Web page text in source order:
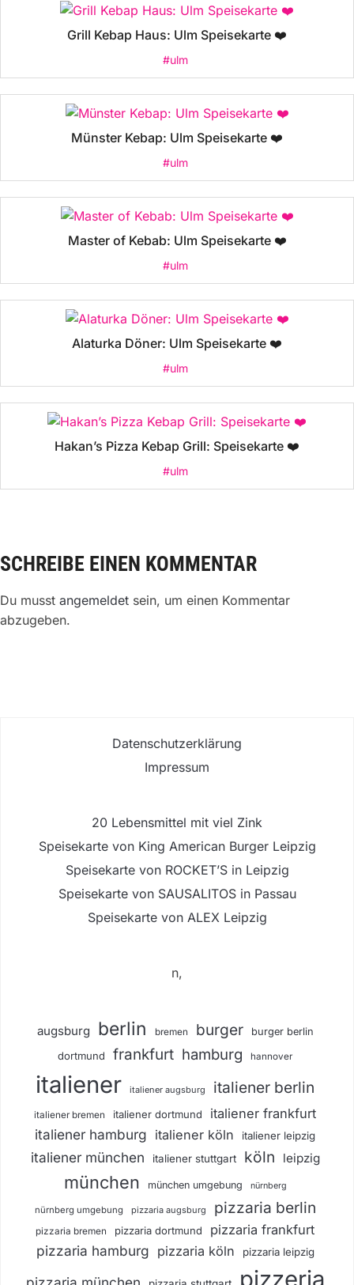
Grill Kebap Haus: Ulm Speisekarte ❤️
#ulm
Münster Kebap: Ulm Speisekarte ❤️
#ulm
Master of Kebab: Ulm Speisekarte ❤️
#ulm
Alaturka Döner: Ulm Speisekarte ❤️
#ulm
Hakan’s Pizza Kebap Grill: Speisekarte ❤️
#ulm
SCHREIBE EINEN KOMMENTAR
Du musst angemeldet sein, um einen Kommentar
abzugeben.
Datenschutzerklärung
Impressum
20 Lebensmittel mit viel Zink
Speisekarte von King American Burger Leipzig
Speisekarte von ROCKET’S in Leipzig
Speisekarte von SAUSALITOS in Passau
Speisekarte von ALEX Leipzig
n,
augsburg berlin bremen burger burger berlin
dortmund frankfurt hamburg hannover
italiener italiener augsburg italiener berlin
italiener bremen italiener dortmund italiener frankfurt
italiener hamburg italiener köln italiener leipzig
italiener münchen italiener stuttgart köln leipzig
münchen münchen umgebung nürnberg
nürnberg umgebung pizzaria augsburg pizzaria berlin
pizzaria bremen pizzaria dortmund pizzaria frankfurt
pizzaria hamburg pizzaria köln pizzaria leipzig
pizzeria